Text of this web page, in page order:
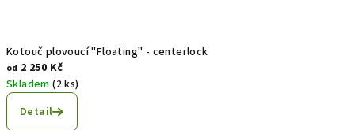
Kotouč plovoucí "Floating" - centerlock
od 2 250 Kč
Skladem(2 ks)
Detail